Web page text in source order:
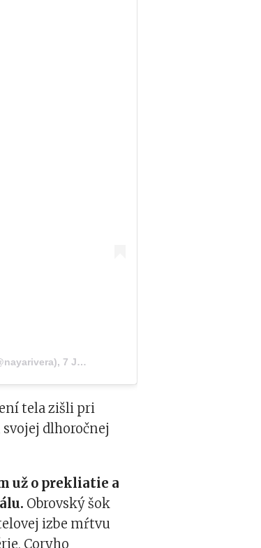
7 Júl 2020 o 3:15 PDT
tela zišli pri
dlhoročnej
už o prekliatie a
Obrovský šok
izbe mŕtvu
Coryho